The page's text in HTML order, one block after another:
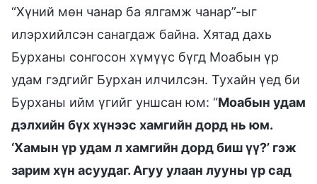
“Хүний мөн чанар ба ялгамж чанар”-ыг
илэрхийлсэн санагдаж байна. Хятад дахь
Бурханы сонгосон хүмүүс бүгд Моабын үр
удам гэдгийг Бурхан илчилсэн. Тухайн үед би
Бурханы ийм үгийг уншсан юм: “Моабын удам
дэлхийн бүх хүнээс хамгийн дорд нь юм.
‘Хамын үр удам л хамгийн дорд биш үү?’ гэж
зарим хүн асуудаг. Агуу улаан лууны үр сад